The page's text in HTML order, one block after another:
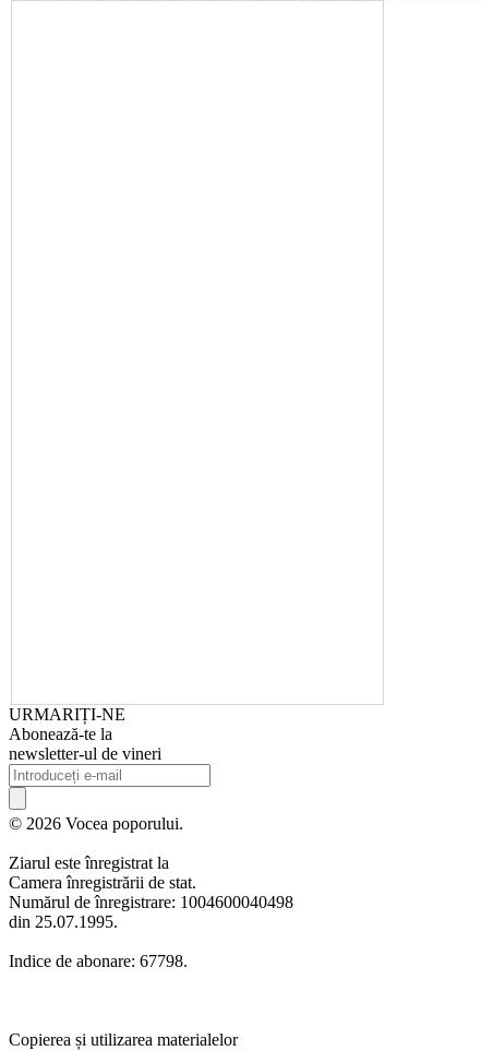
URMARIȚI-NE
Abonează-te la
newsletter-ul de vineri
© 2026 Vocea poporului.
Ziarul este înregistrat la
Camera înregistrării de stat.
Numărul de înregistrare: 1004600040498
din 25.07.1995.
Indice de abonare: 67798.
Copierea și utilizarea materialelor